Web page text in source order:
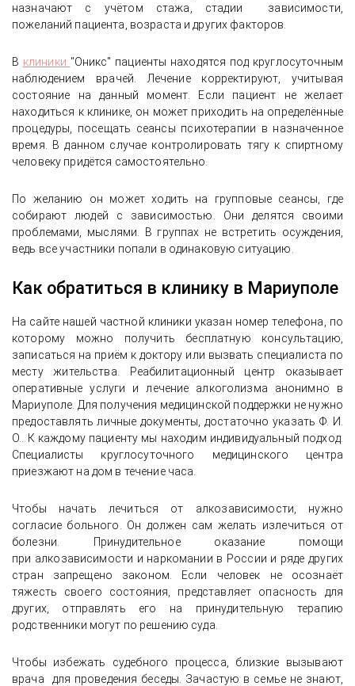
назначают с учётом стажа, стадии зависимости,
пожеланий пациента, возраста и других факторов.
В клиники "Оникс" пациенты находятся под круглосуточным
наблюдением врачей. Лечение корректируют, учитывая
состояние на данный момент. Если пациент не желает
находиться к клинике, он может приходить на определённые
процедуры, посещать сеансы психотерапии в назначенное
время. В данном случае контролировать тягу к спиртному
человеку придётся самостоятельно.
По желанию он может ходить на групповые сеансы, где
собирают людей с зависимостью. Они делятся своими
проблемами, мыслями. В группах не встретить осуждения,
ведь все участники попали в одинаковую ситуацию.
Как обратиться в клинику в Мариуполе
На сайте нашей частной клиники указан номер телефона, по
которому можно получить бесплатную консультацию,
записаться на приём к доктору или вызвать специалиста по
месту жительства. Реабилитационный центр оказывает
оперативные услуги и лечение алкоголизма анонимно в
Мариуполе. Для получения медицинской поддержки не нужно
предоставлять личные документы, достаточно указать Ф. И.
О.. К каждому пациенту мы находим индивидуальный подход.
Специалисты круглосуточного медицинского центра
приезжают на дом в течение часа.
Чтобы начать лечиться от алкозависимости, нужно
согласие больного. Он должен сам желать излечиться от
болезни. Принудительное оказание помощи
при алкозависимости и наркомании в России и ряде других
стран запрещено законом. Если человек не осознаёт
тяжесть своего состояния, представляет опасность для
других, отправлять его на принудительную терапию
родственники могут по решению суда.
Чтобы избежать судебного процесса, близкие вызывают
врача для проведения беседы. Зачастую в семье не знают,